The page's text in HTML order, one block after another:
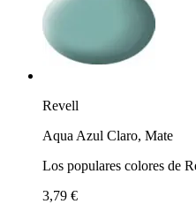
Revell
Aqua Azul Claro, Mate
Los populares colores de
3,79 €